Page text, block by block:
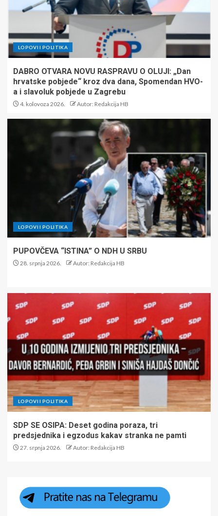
LOPOVI I POLITIKA
DABRO OTVARA NOVU RASPRAVU O OLUJI: „Dan
hrvatske pobjede“ kroz dva dana, Spomendan HVO-
a i slavoluk pobjede u Zagrebu
4. kolovoza 2026. Autor: Redakcija HB
LOPOVI I POLITIKA
PUPOVČEVA “ISTINA” O NDH U SRBU
28. srpnja 2026. Autor: Redakcija HB
LOPOVI I POLITIKA
SDP SE OSIPA: Deset godina poraza, tri
predsjednika i egzodus kakav stranka ne pamti
27. srpnja 2026. Autor: Redakcija HB